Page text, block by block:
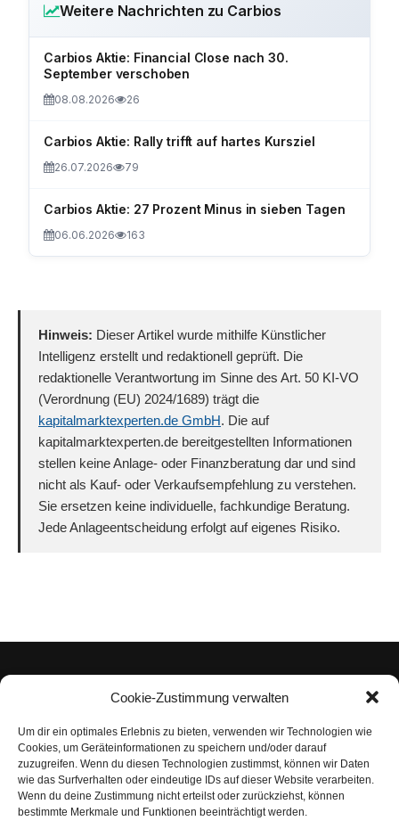
Cookie-Zustimmung verwalten
Um dir ein optimales Erlebnis zu bieten, verwenden wir Technologien wie
Cookies, um Geräteinformationen zu speichern und/oder darauf
zuzugreifen. Wenn du diesen Technologien zustimmst, können wir Daten
wie das Surfverhalten oder eindeutige IDs auf dieser Website verarbeiten.
Wenn du deine Zustimmung nicht erteilst oder zurückziehst, können
bestimmte Merkmale und Funktionen beeinträchtigt werden.
Weitere Nachrichten zu Carbios
Carbios Aktie: Financial Close nach 30.
September verschoben
08.08.2026 26
Carbios Aktie: Rally trifft auf hartes Kursziel
26.07.2026 79
Carbios Aktie: 27 Prozent Minus in sieben Tagen
06.06.2026 163
Hinweis: Dieser Artikel wurde mithilfe Künstlicher
Intelligenz erstellt und redaktionell geprüft. Die
redaktionelle Verantwortung im Sinne des Art. 50 KI-VO
(Verordnung (EU) 2024/1689) trägt die
kapitalmarktexperten.de GmbH. Die auf
kapitalmarktexperten.de bereitgestellten Informationen
stellen keine Anlage- oder Finanzberatung dar und sind
nicht als Kauf- oder Verkaufsempfehlung zu verstehen.
Sie ersetzen keine individuelle, fachkundige Beratung.
Jede Anlageentscheidung erfolgt auf eigenes Risiko.
Impressum
Datenschutzerklärung
Nutzungsbedingungen | Haftungsausschluss